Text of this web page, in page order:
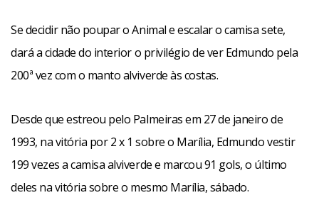
Se decidir não poupar o Animal e escalar o camisa sete,
dará a cidade do interior o privilégio de ver Edmundo pela
200ª vez com o manto alviverde às costas.
Desde que estreou pelo Palmeiras em 27 de janeiro de
1993, na vitória por 2 x 1 sobre o Marília, Edmundo vestir
199 vezes a camisa alviverde e marcou 91 gols, o último
deles na vitória sobre o mesmo Marília, sábado.